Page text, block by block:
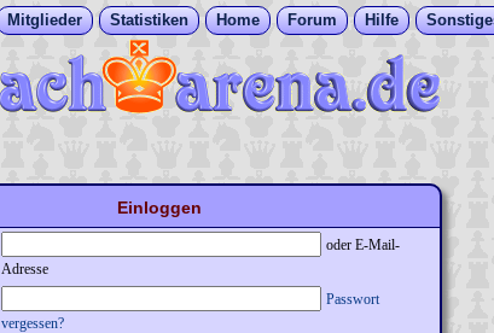
Mitglieder Statistiken Home Forum Hilfe
Einloggen
oder E-Mail-
Adresse
Passwort
vergessen?